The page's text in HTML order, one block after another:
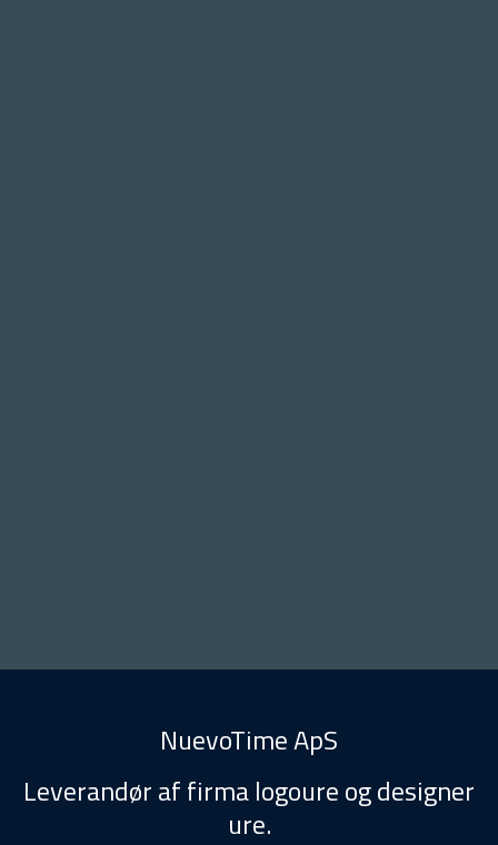
NuevoTime ApS
Leverandør af firma logoure og designer
ure.